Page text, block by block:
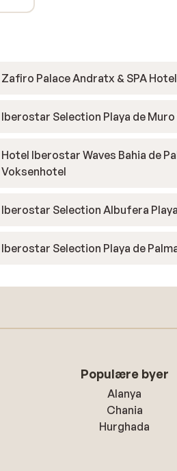
Zafiro Palace Andratx & SPA Hotel
Iberostar Selection Playa de
Hotel Iberostar Waves Bahia de
Voksenhotel
Iberostar Selection Albufera Playa
Iberostar Selection Playa de
Populære byer
Alanya
Chania
Hurghada